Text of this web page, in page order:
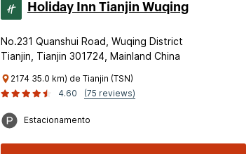
Holiday Inn Tianjin Wuqing
No.231 Quanshui Road, Wuqing District
Tianjin, Tianjin 301724, Mainland China
2174 35.0 km) de Tianjin (TSN)
4.60
(75 reviews)
Estacionamento